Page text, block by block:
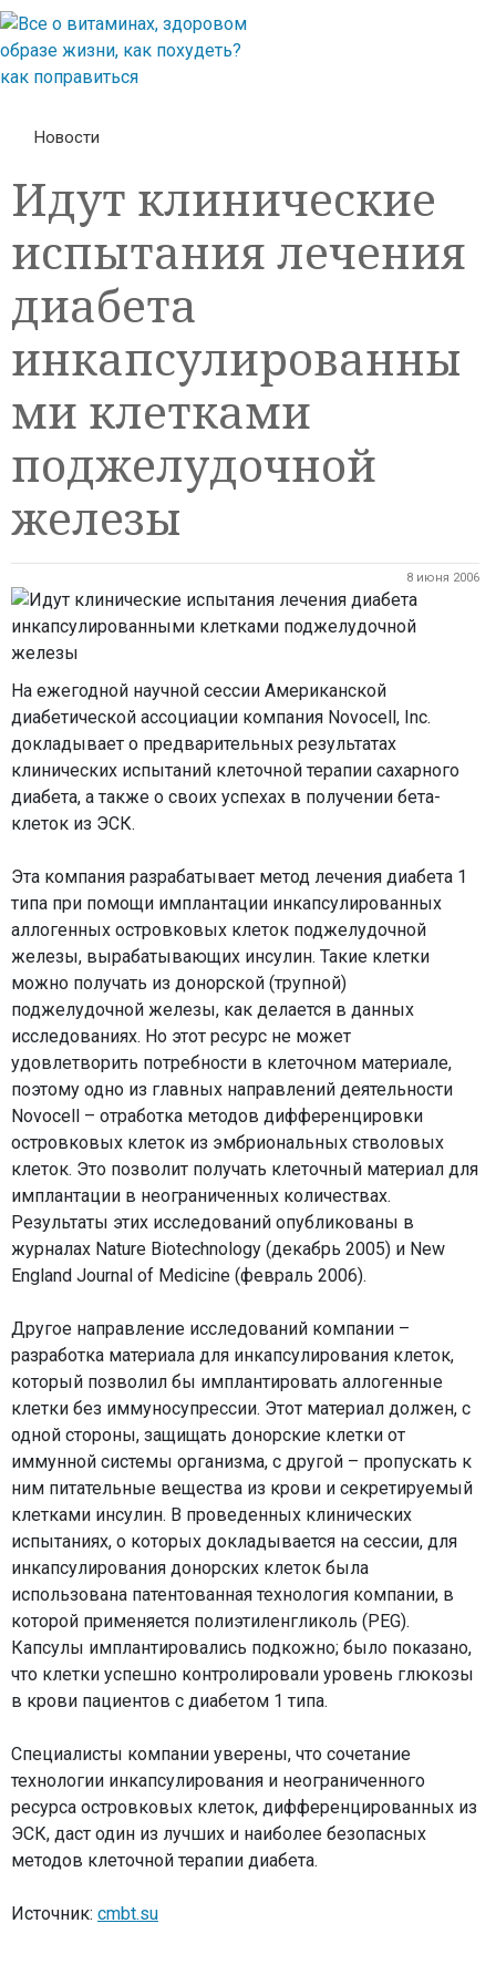
Новости
Идут клинические
испытания лечения
диабета
инкапсулированны
ми клетками
поджелудочной
железы
8 июня 2006
На ежегодной научной сессии Американской
диабетической ассоциации компания Novocell, Inc.
докладывает о предварительных результатах
клинических испытаний клеточной терапии сахарного
диабета, а также о своих успехах в получении бета-
клеток из ЭСК.
Эта компания разрабатывает метод лечения диабета 1
типа при помощи имплантации инкапсулированных
аллогенных островковых клеток поджелудочной
железы, вырабатывающих инсулин. Такие клетки
можно получать из донорской (трупной)
поджелудочной железы, как делается в данных
исследованиях. Но этот ресурс не может
удовлетворить потребности в клеточном материале,
поэтому одно из главных направлений деятельности
Novocell – отработка методов дифференцировки
островковых клеток из эмбриональных стволовых
клеток. Это позволит получать клеточный материал для
имплантации в неограниченных количествах.
Результаты этих исследований опубликованы в
журналах Nature Biotechnology (декабрь 2005) и New
England Journal of Medicine (февраль 2006).
Другое направление исследований компании –
разработка материала для инкапсулирования клеток,
который позволил бы имплантировать аллогенные
клетки без иммуносупрессии. Этот материал должен, с
одной стороны, защищать донорские клетки от
иммунной системы организма, с другой – пропускать к
ним питательные вещества из крови и секретируемый
клетками инсулин. В проведенных клинических
испытаниях, о которых докладывается на сессии, для
инкапсулирования донорских клеток была
использована патентованная технология компании, в
которой применяется полиэтиленгликоль (PEG).
Капсулы имплантировались подкожно; было показано,
что клетки успешно контролировали уровень глюкозы
в крови пациентов с диабетом 1 типа.
Специалисты компании уверены, что сочетание
технологии инкапсулирования и неограниченного
ресурса островковых клеток, дифференцированных из
ЭСК, даст один из лучших и наиболее безопасных
методов клеточной терапии диабета.
Источник: cmbt.su